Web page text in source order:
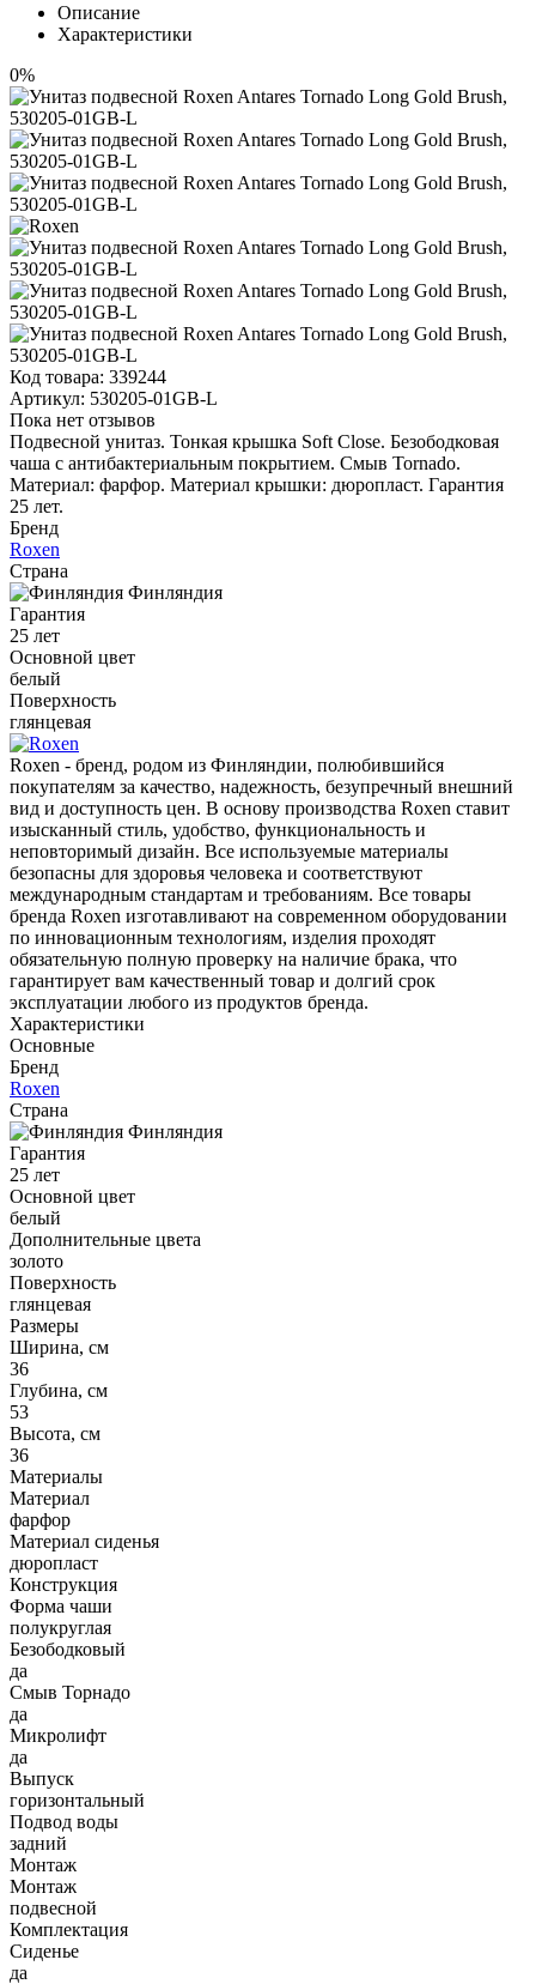
Описание
Характеристики
0%
Код товара: 339244
Артикул: 530205-01GB-L
Пока нет отзывов
Подвесной унитаз. Тонкая крышка Soft Close. Безободковая
чаша с антибактериальным покрытием. Смыв Tornado.
Материал: фарфор. Материал крышки: дюропласт. Гарантия
25 лет.
Бренд
Roxen
Страна
Финляндия
Гарантия
25 лет
Основной цвет
белый
Поверхность
глянцевая
Roxen - бренд, родом из Финляндии, полюбившийся
покупателям за качество, надежность, безупречный внешний
вид и доступность цен. В основу производства Roxen ставит
изысканный стиль, удобство, функциональность и
неповторимый дизайн. Все используемые материалы
безопасны для здоровья человека и соответствуют
международным стандартам и требованиям. Все товары
бренда Roxen изготавливают на современном оборудовании
по инновационным технологиям, изделия проходят
обязательную полную проверку на наличие брака, что
гарантирует вам качественный товар и долгий срок
эксплуатации любого из продуктов бренда.
Характеристики
Основные
Бренд
Roxen
Страна
Финляндия
Гарантия
25 лет
Основной цвет
белый
Дополнительные цвета
золото
Поверхность
глянцевая
Размеры
Ширина, см
36
Глубина, см
53
Высота, см
36
Материалы
Материал
фарфор
Материал сиденья
дюропласт
Конструкция
Форма чаши
полукруглая
Безободковый
да
Смыв Торнадо
да
Микролифт
да
Выпуск
горизонтальный
Подвод воды
задний
Монтаж
Монтаж
подвесной
Комплектация
Сиденье
да